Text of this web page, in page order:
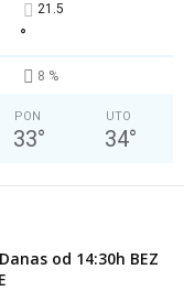
21.5
°
8 %
PON
33°
UTO
34°
od 14:30h BEZ